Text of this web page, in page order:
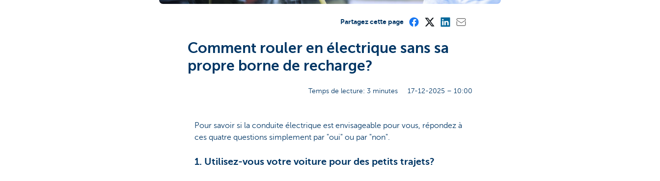
Partagez cette page
Comment rouler en électrique sans sa
propre borne de recharge?
Temps de lecture: 3 minutes 17-12-2025 – 10:00
Pour savoir si la conduite électrique est envisageable pour vous, répondez à
ces quatre questions simplement par "oui" ou par "non".
1. Utilisez-vous votre voiture pour des petits trajets?